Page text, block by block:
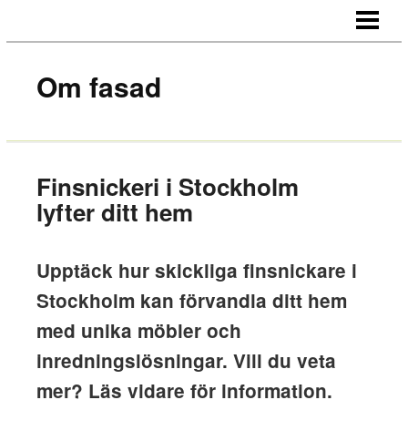
KONTAKT
Om fasad
Finsnickeri i Stockholm
lyfter ditt hem
Upptäck hur skickliga finsnickare i
Stockholm kan förvandla ditt hem
med unika möbler och
inredningslösningar. Vill du veta
mer? Läs vidare för information.